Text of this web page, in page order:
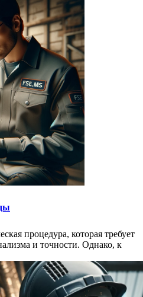
процедура, которая требует
и точности. Однако, к